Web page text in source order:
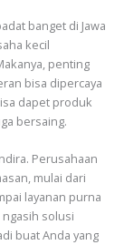
banget di Jawa
kecil
penting
bisa dipercaya
dapet produk
bersaing.
Perusahaan
mulai dari
layanan purna
solusi
buat Anda yang